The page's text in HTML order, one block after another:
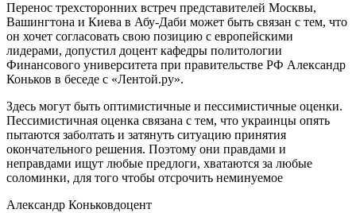
Перенос трехсторонних встреч представителей Москвы,
Вашингтона и Киева в Абу-Даби может быть связан с тем, что
он хочет согласовать свою позицию с европейскими
лидерами, допустил доцент кафедры политологии
Финансового университета при правительстве РФ Александр
Коньков в беседе с «Лентой.ру».
Здесь могут быть оптимистичные и пессимистичные оценки.
Пессимистичная оценка связана с тем, что украинцы опять
пытаются заболтать и затянуть ситуацию принятия
окончательного решения. Поэтому они правдами и
неправдами ищут любые предлоги, хватаются за любые
соломинки, для того чтобы отсрочить неминуемое
Александр Коньковдоцент